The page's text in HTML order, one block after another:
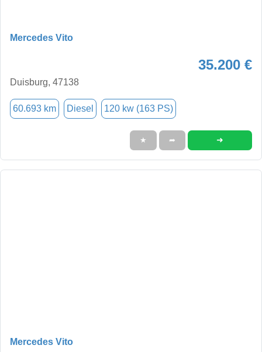
Mercedes Vito
35.200 €
Duisburg, 47138
60.693 km Diesel 120 kw (163 PS)
★ ➦ ➜
Mercedes Vito